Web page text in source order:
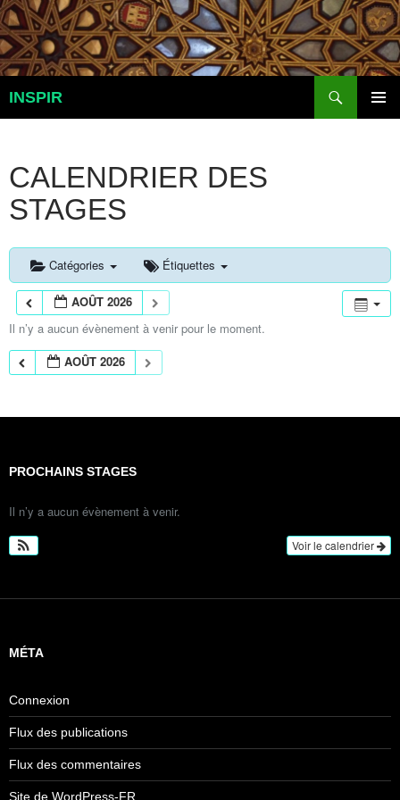
Aller
au
contenu
INSPIR
CALENDRIER DES
STAGES
Catégories Étiquettes
AOÛT 2026
Il n’y a aucun évènement à venir pour le moment.
AOÛT 2026
PROCHAINS STAGES
Il n’y a aucun évènement à venir.
Voir le calendrier
MÉTA
Connexion
Flux des publications
Flux des commentaires
Site de WordPress-FR